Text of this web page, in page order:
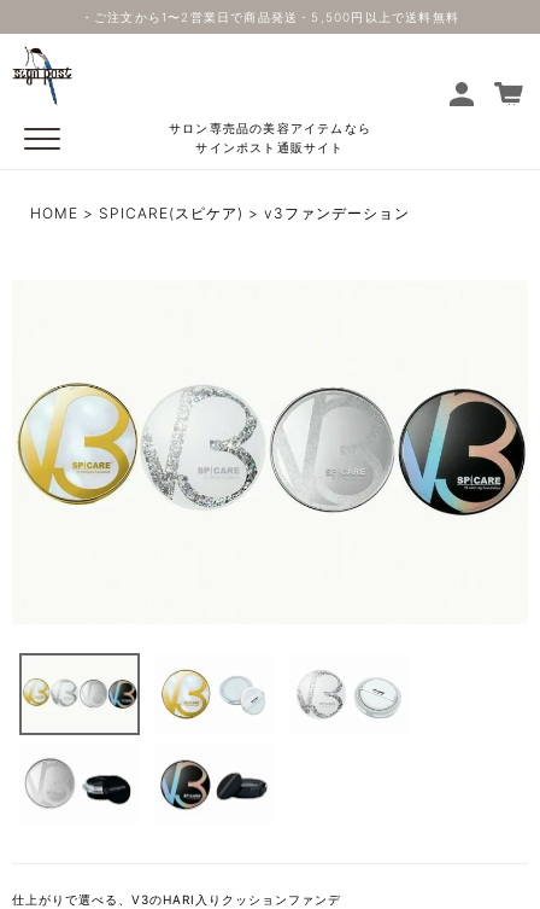
・ご注文から1〜2営業日で商品発送・5,500円以上で送料無料
サロン専売品の美容アイテムなら
サインポスト通販サイト
HOME SPICARE(スピケア) v3ファンデーション
仕上がりで選べる、V3のHARI入りクッションファンデ